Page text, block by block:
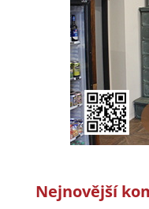
Nejnovější